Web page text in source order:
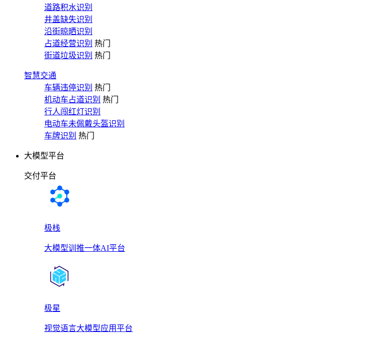
道路积水识别
井盖缺失识别
沿街晾晒识别
占道经营识别 热门
街道垃圾识别 热门
智慧交通
车辆违停识别 热门
机动车占道识别 热门
行人闯红灯识别
电动车未佩戴头盔识别
车牌识别 热门
大模型平台
交付平台
极栈
大模型训推一体AI平台
极星
视觉语言大模型应用平台